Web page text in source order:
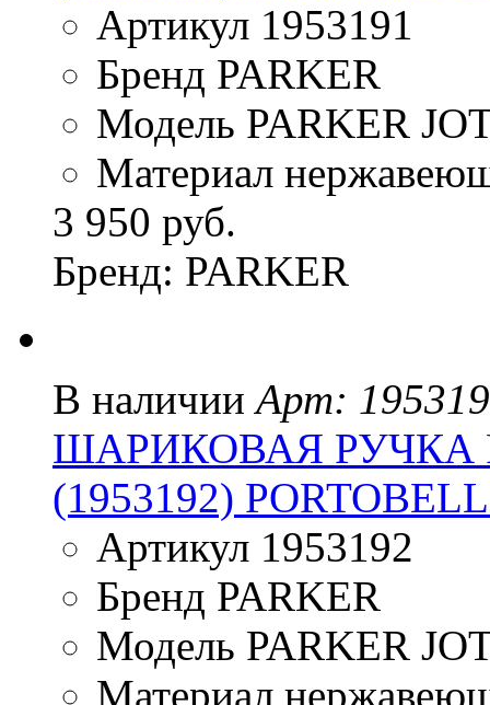
Артикул 1953191
Бренд PARKER
Модель PARKER
Материал
3 950 руб.
Бренд: PARKER
В наличии Арт:
ШАРИКОВАЯ РУЧКА
(1953192)
Артикул 1953192
Бренд PARKER
Модель PARKER
Материал